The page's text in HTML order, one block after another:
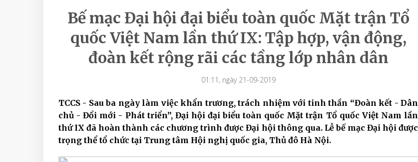
Bế mạc Đại hội đại biểu toàn quốc Mặt trận Tổ
quốc Việt Nam lần thứ IX: Tập hợp, vận động,
đoàn kết rộng rãi các tầng lớp nhân dân
01:11, ngày 21-09-2019
TCCS - Sau ba ngày làm việc khẩn trương, trách nhiệm với tinh thần “Đoàn kết - Dân
chủ - Đổi mới - Phát triển”, Đại hội đại biểu toàn quốc Mặt trận Tổ quốc Việt Nam lần
thứ IX đã hoàn thành các chương trình được Đại hội thông qua. Lễ bế mạc Đại hội được
trọng thể tổ chức tại Trung tâm Hội nghị quốc gia, Thủ đô Hà Nội.